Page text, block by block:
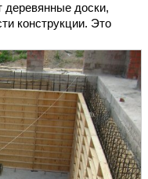
деревянные доски,
конструкции. Это